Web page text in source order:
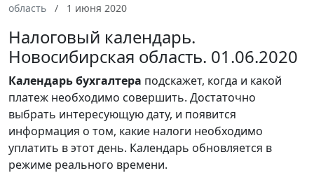
область
1 июня 2020
Налоговый календарь.
Новосибирская область. 01.06.2020
Календарьбухгалтера подскажет, когда и какой
платеж необходимо совершить. Достаточно
выбрать интересующую дату, и появится
информация о том, какие налоги необходимо
уплатить в этот день. Календарь обновляется в
режиме реального времени.